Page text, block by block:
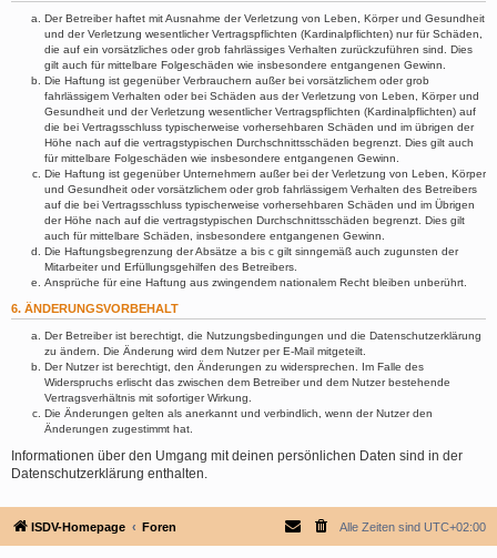
Der Betreiber haftet mit Ausnahme der Verletzung von Leben, Körper und Gesundheit
und der Verletzung wesentlicher Vertragspflichten (Kardinalpflichten) nur für Schäden,
die auf ein vorsätzliches oder grob fahrlässiges Verhalten zurückzuführen sind. Dies
gilt auch für mittelbare Folgeschäden wie insbesondere entgangenen Gewinn.
Die Haftung ist gegenüber Verbrauchern außer bei vorsätzlichem oder grob
fahrlässigem Verhalten oder bei Schäden aus der Verletzung von Leben, Körper und
Gesundheit und der Verletzung wesentlicher Vertragspflichten (Kardinalpflichten) auf
die bei Vertragsschluss typischerweise vorhersehbaren Schäden und im übrigen der
Höhe nach auf die vertragstypischen Durchschnittsschäden begrenzt. Dies gilt auch
für mittelbare Folgeschäden wie insbesondere entgangenen Gewinn.
Die Haftung ist gegenüber Unternehmern außer bei der Verletzung von Leben, Körper
und Gesundheit oder vorsätzlichem oder grob fahrlässigem Verhalten des Betreibers
auf die bei Vertragsschluss typischerweise vorhersehbaren Schäden und im Übrigen
der Höhe nach auf die vertragstypischen Durchschnittsschäden begrenzt. Dies gilt
auch für mittelbare Schäden, insbesondere entgangenen Gewinn.
Die Haftungsbegrenzung der Absätze a bis c gilt sinngemäß auch zugunsten der
Mitarbeiter und Erfüllungsgehilfen des Betreibers.
Ansprüche für eine Haftung aus zwingendem nationalem Recht bleiben unberührt.
6. ÄNDERUNGSVORBEHALT
Der Betreiber ist berechtigt, die Nutzungsbedingungen und die Datenschutzerklärung
zu ändern. Die Änderung wird dem Nutzer per E-Mail mitgeteilt.
Der Nutzer ist berechtigt, den Änderungen zu widersprechen. Im Falle des
Widerspruchs erlischt das zwischen dem Betreiber und dem Nutzer bestehende
Vertragsverhältnis mit sofortiger Wirkung.
Die Änderungen gelten als anerkannt und verbindlich, wenn der Nutzer den
Änderungen zugestimmt hat.
Informationen über den Umgang mit deinen persönlichen Daten sind in der
Datenschutzerklärung enthalten.
ISDV-Homepage Foren Alle Zeiten sind UTC+02:00